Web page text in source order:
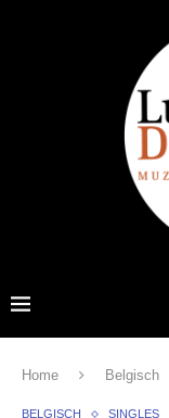
Home Belgisch
BELGISCH SINGLES